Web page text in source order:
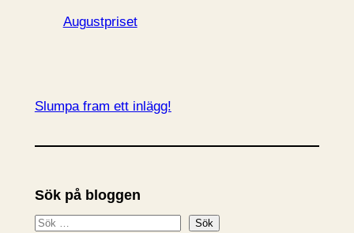
Augustpriset
Slumpa fram ett inlägg!
Sök på bloggen
S
Sök